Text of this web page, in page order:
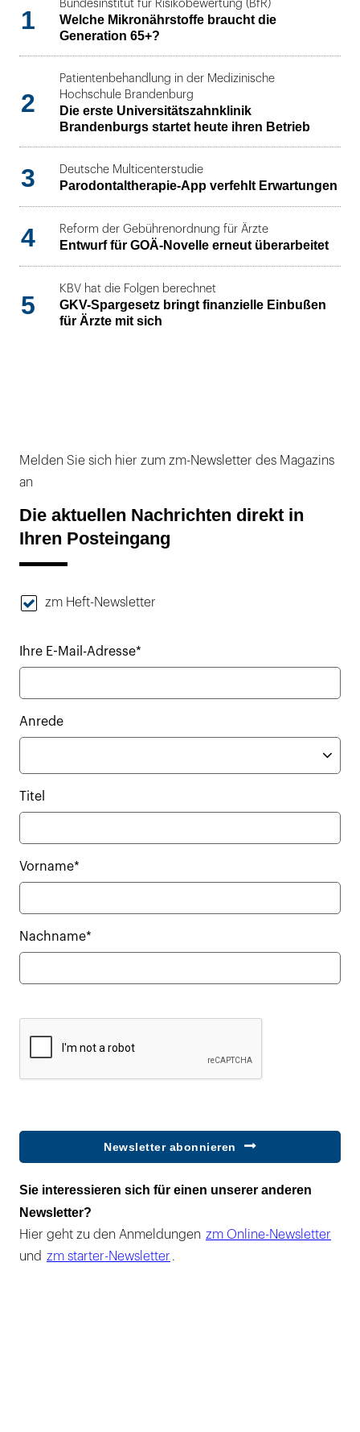
1
Bundesinstitut für Risikobewertung (BfR)
Welche Mikronährstoffe braucht die
Generation 65+?
2
Patientenbehandlung in der Medizinische
Hochschule Brandenburg
Die erste Universitätszahnklinik
Brandenburgs startet heute ihren Betrieb
3 Deutsche Multicenterstudie
Parodontaltherapie-App verfehlt Erwartungen
4 Reform der Gebührenordnung für Ärzte
Entwurf für GOÄ-Novelle erneut überarbeitet
5
KBV hat die Folgen berechnet
GKV-Spargesetz bringt finanzielle Einbußen
für Ärzte mit sich
Melden Sie sich hier zum zm-Newsletter des Magazins
an
Die aktuellen Nachrichten direkt in
Ihren Posteingang
zm Heft-Newsletter
Ihre E-Mail-Adresse*
Anrede
Titel
Vorname*
Nachname*
Newsletter abonnieren
Sie interessieren sich für einen unserer anderen
Newsletter?
Hier geht zu den Anmeldungen zm Online-Newsletter
und zm starter-Newsletter .